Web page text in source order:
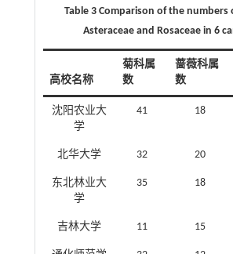
Table 3 Comparison of the numbers
Asteraceae and Rosaceae in 6
高校名称
菊科属
数
蔷薇科属
数
沈阳农业大
学
41 18
北华大学 32 20
东北林业大
学
35 18
吉林大学 11 15